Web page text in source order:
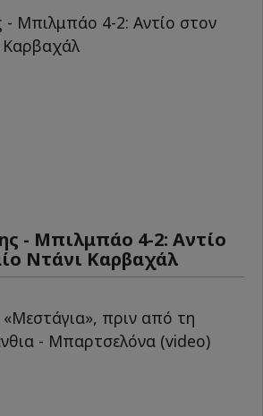
- Μπιλμπάο 4-2: Αντίο
Ντάνι Καρβαχάλ